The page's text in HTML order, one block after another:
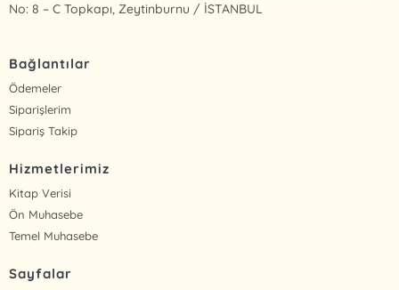
No: 8 – C Topkapı, Zeytinburnu / İSTANBUL
Bağlantılar
Ödemeler
Siparişlerim
Sipariş Takip
Hizmetlerimiz
Kitap Verisi
Ön Muhasebe
Temel Muhasebe
Sayfalar